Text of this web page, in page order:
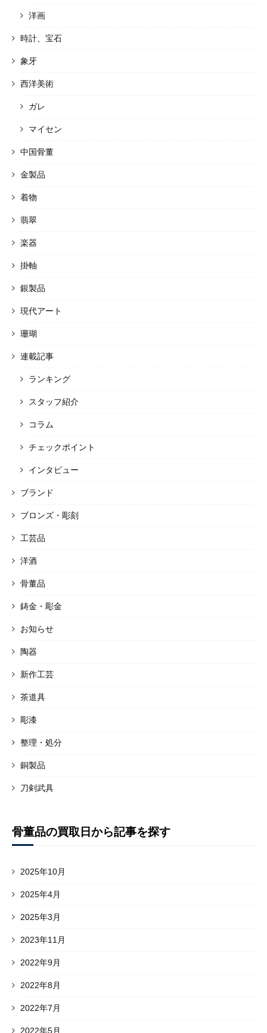
洋画
時計、宝石
象牙
西洋美術
ガレ
マイセン
中国骨董
金製品
着物
翡翠
楽器
掛軸
銀製品
現代アート
珊瑚
連載記事
ランキング
スタッフ紹介
コラム
チェックポイント
インタビュー
ブランド
ブロンズ・彫刻
工芸品
洋酒
骨董品
鋳金・彫金
お知らせ
陶器
新作工芸
茶道具
彫漆
整理・処分
銅製品
刀剣武具
骨董品の買取日から記事を探す
2025年10月
2025年4月
2025年3月
2023年11月
2022年9月
2022年8月
2022年7月
2022年5月